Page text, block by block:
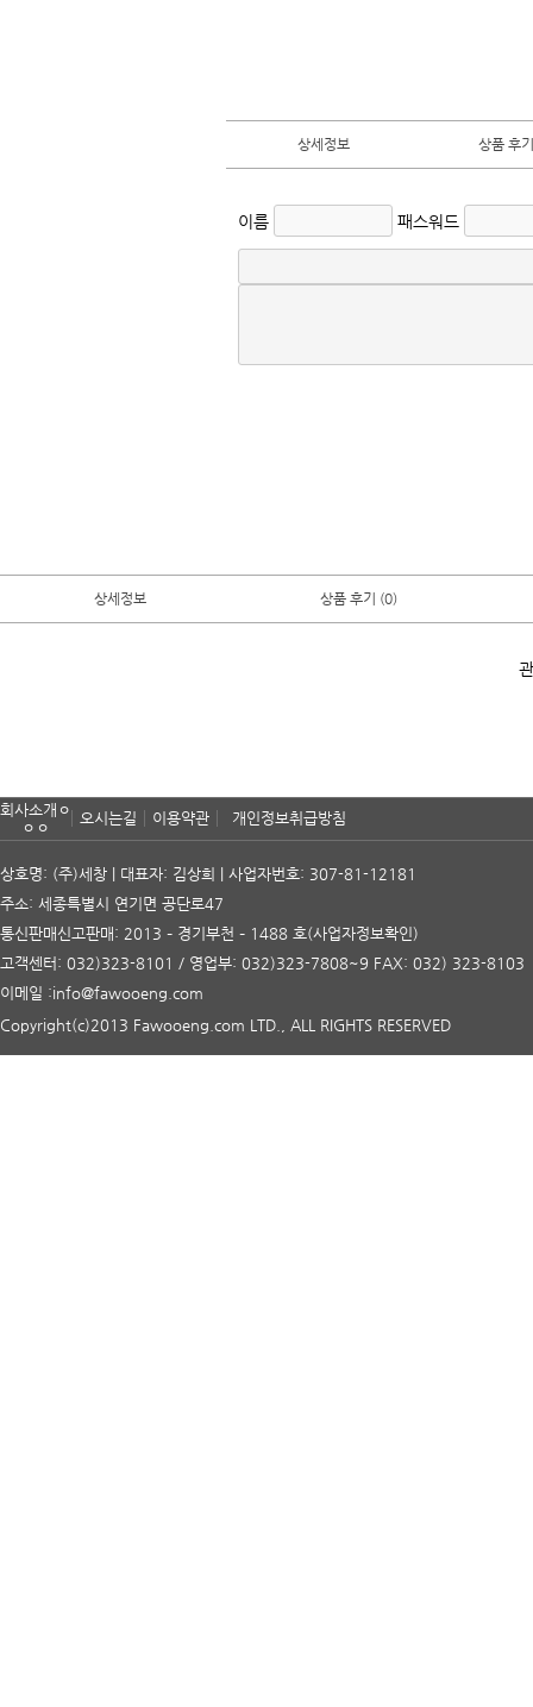
상세정보 상품 후
이름 패스워드
상세정보 상품 후기 (0)
회사소개ㅇ
ㅇㅇ
오시는길 이용약관 개인정보취급방침
상호명: (주)세창 | 대표자: 김상희 | 사업자번호: 307-81-12181
주소: 세종특별시 연기면 공단로47
통신판매신고판매: 2013 – 경기부천 – 1488 호(사업자정보확인)
고객센터: 032)323-8101 / 영업부: 032)323-7808~9 FAX: 032) 323-8103
이메일 :info@fawooeng.com
Copyright(c)2013 Fawooeng.com LTD., ALL RIGHTS RESERVED